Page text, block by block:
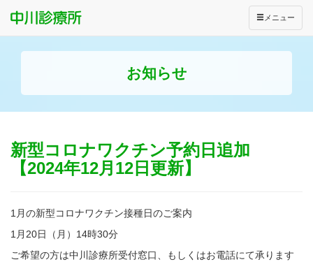
メニュー
お知らせ
新型コロナワクチン予約日追加
【2024年12月12日更新】
1月の新型コロナワクチン接種日のご案内
1月20日（月）14時30分
ご希望の方は中川診療所受付窓口、もしくはお電話にて承ります